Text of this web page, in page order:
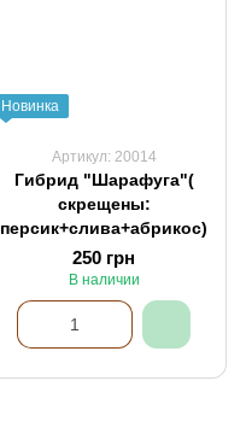
Новинка
Артикул: 20014
Гибрид "Шарафуга"(
скрещены:
персик+слива+абрикос)
250 грн
В наличии